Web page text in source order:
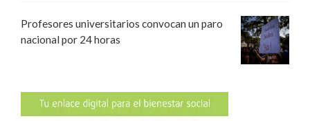
Profesores universitarios convocan un paro
nacional por 24 horas